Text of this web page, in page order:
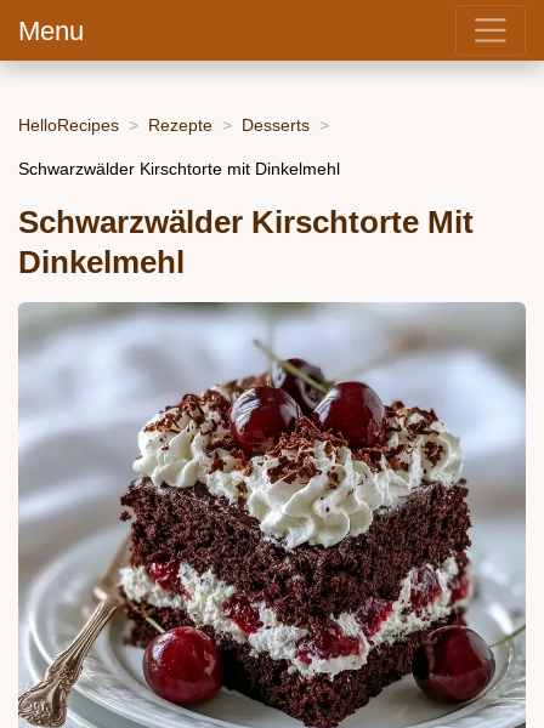
Menu
HelloRecipes Rezepte Desserts
Schwarzwälder Kirschtorte mit Dinkelmehl
Schwarzwälder Kirschtorte Mit
Dinkelmehl